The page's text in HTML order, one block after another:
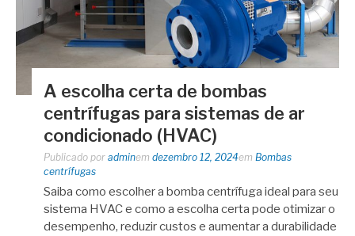
A escolha certa de bombas
centrífugas para sistemas de ar
condicionado (HVAC)
Publicado por adminem dezembro 12, 2024em Bombas
centrífugas
Saiba como escolher a bomba centrífuga ideal para seu
sistema HVAC e como a escolha certa pode otimizar o
desempenho, reduzir custos e aumentar a durabilidade